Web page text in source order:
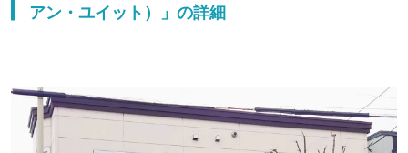
アン・ユイット）」の詳細